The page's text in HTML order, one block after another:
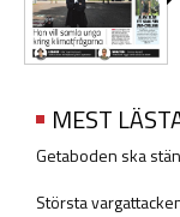
MEST
Getaboden ska
Största